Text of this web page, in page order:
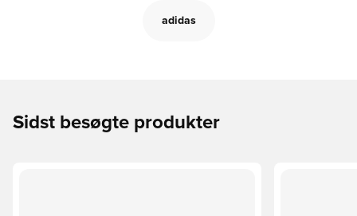
adidas
Sidst besøgte produkter